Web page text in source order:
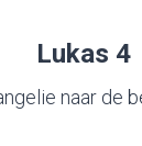
Lukas 4
naar de